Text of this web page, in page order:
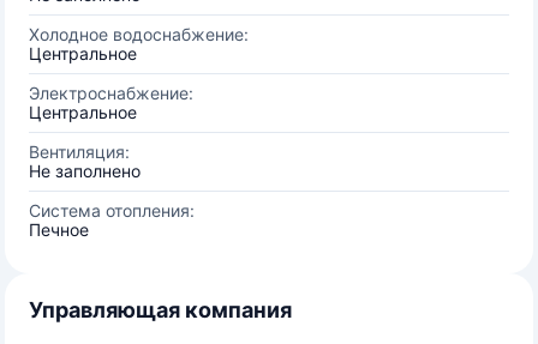
Холодное водоснабжение:
Центральное
Электроснабжение:
Центральное
Вентиляция:
Не заполнено
Система отопления:
Печное
Управляющая компания